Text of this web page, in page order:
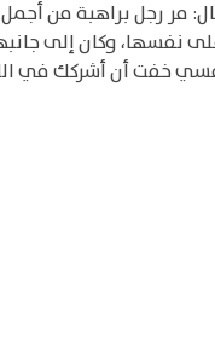
مر رجل براهبة من
نفسها، وكان إلى
خفت أن أشركك في